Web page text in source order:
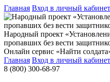
Главная Вход в личный кабинет
Народный проект
пропавших без вести
Онлайн сервис «Найти
Главная Вход в личный кабинет
8 (800) 300-68-97